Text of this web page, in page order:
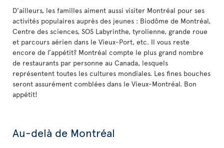
D’ailleurs, les familles aiment aussi visiter Montréal pour ses
activités populaires auprès des jeunes : Biodôme de Montréal,
Centre des sciences, SOS Labyrinthe, tyrolienne, grande roue
et parcours aérien dans le Vieux-Port, etc. Il vous reste
encore de l’appétit? Montréal compte le plus grand nombre
de restaurants par personne au Canada, lesquels
représentent toutes les cultures mondiales. Les fines bouches
seront assurément comblées dans le Vieux-Montréal. Bon
appétit!
Au-delà de Montréal